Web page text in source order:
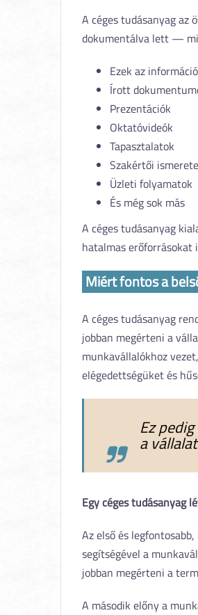
A céges tudásanyag az
dokumentálva lett —
Ezek az
Írott
Prezentációk
Oktatóvideók
Tapasztalatok
Szakértői
Üzleti folyamatok
És még sok más
A céges tudásanyag
hatalmas erőforrásokat
Miért fontos a
A céges tudásanyag
jobban megérteni a
munkavállalókhoz
elégedettségüket és
Ez
a
Egy céges tudásanyag
Az első és
segítségével a
jobban megérteni a
A második előny a